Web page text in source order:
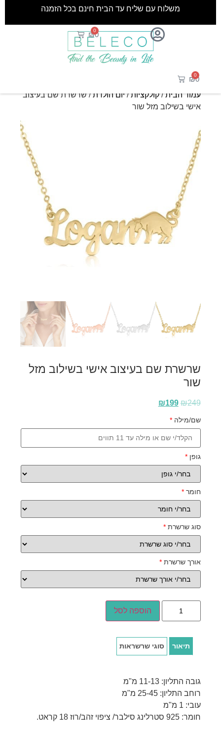
₪0
0
משלוח עם שליח עד הבית חינם בכל הזמנה
₪0
0
עמוד הבית/קולקציות/יום הולדת/ שרשרת שם בעיצוב
אישי בשילוב מזל שור
שרשרת שם בעיצוב אישי בשילוב מזל
שור
₪249
₪199
שם/מילה*
גופן*
חומר*
סוג שרשרת*
אורך שרשרת*
הוספה לסל
תיאור סוגי שרשראות
גובה התליון: 11-13 מ"מ
רוחב התליון: 25-45 מ"מ
עובי: 1 מ"מ
חומר: 925 סטרלינג סילבר/ ציפוי זהב/רוז 18 קראט.